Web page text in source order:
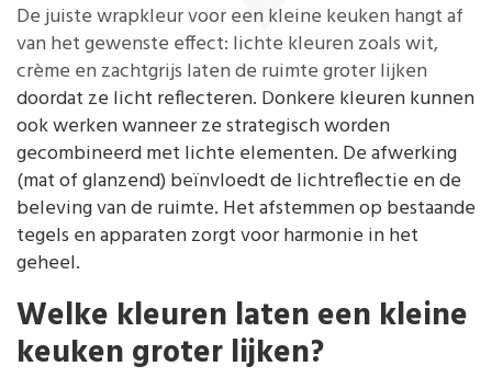
De juiste wrapkleur voor een kleine keuken hangt af
van het gewenste effect: lichte kleuren zoals wit,
crème en zachtgrijs laten de ruimte groter lijken
doordat ze licht reflecteren. Donkere kleuren kunnen
ook werken wanneer ze strategisch worden
gecombineerd met lichte elementen. De afwerking
(mat of glanzend) beïnvloedt de lichtreflectie en de
beleving van de ruimte. Het afstemmen op bestaande
tegels en apparaten zorgt voor harmonie in het
geheel.
Welke kleuren laten een kleine
keuken groter lijken?